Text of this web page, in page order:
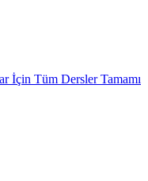
İçin Tüm Dersler Tamamı